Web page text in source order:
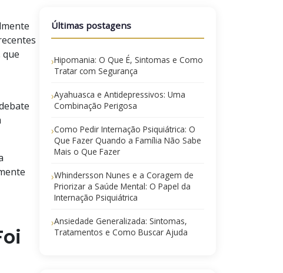
que
Últimas postagens
›Hipomania: O Que É, Sintomas e Como
Tratar com Segurança
›Ayahuasca e Antidepressivos: Uma
Combinação Perigosa
›Como Pedir Internação Psiquiátrica: O
Que Fazer Quando a Família Não Sabe
Mais o Que Fazer
›Whindersson Nunes e a Coragem de
Priorizar a Saúde Mental: O Papel da
Internação Psiquiátrica
›Ansiedade Generalizada: Sintomas,
Tratamentos e Como Buscar Ajuda